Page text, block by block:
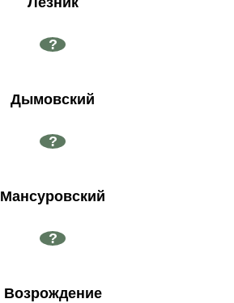
?
Дымовский
?
Мансуровский
?
Возрождение